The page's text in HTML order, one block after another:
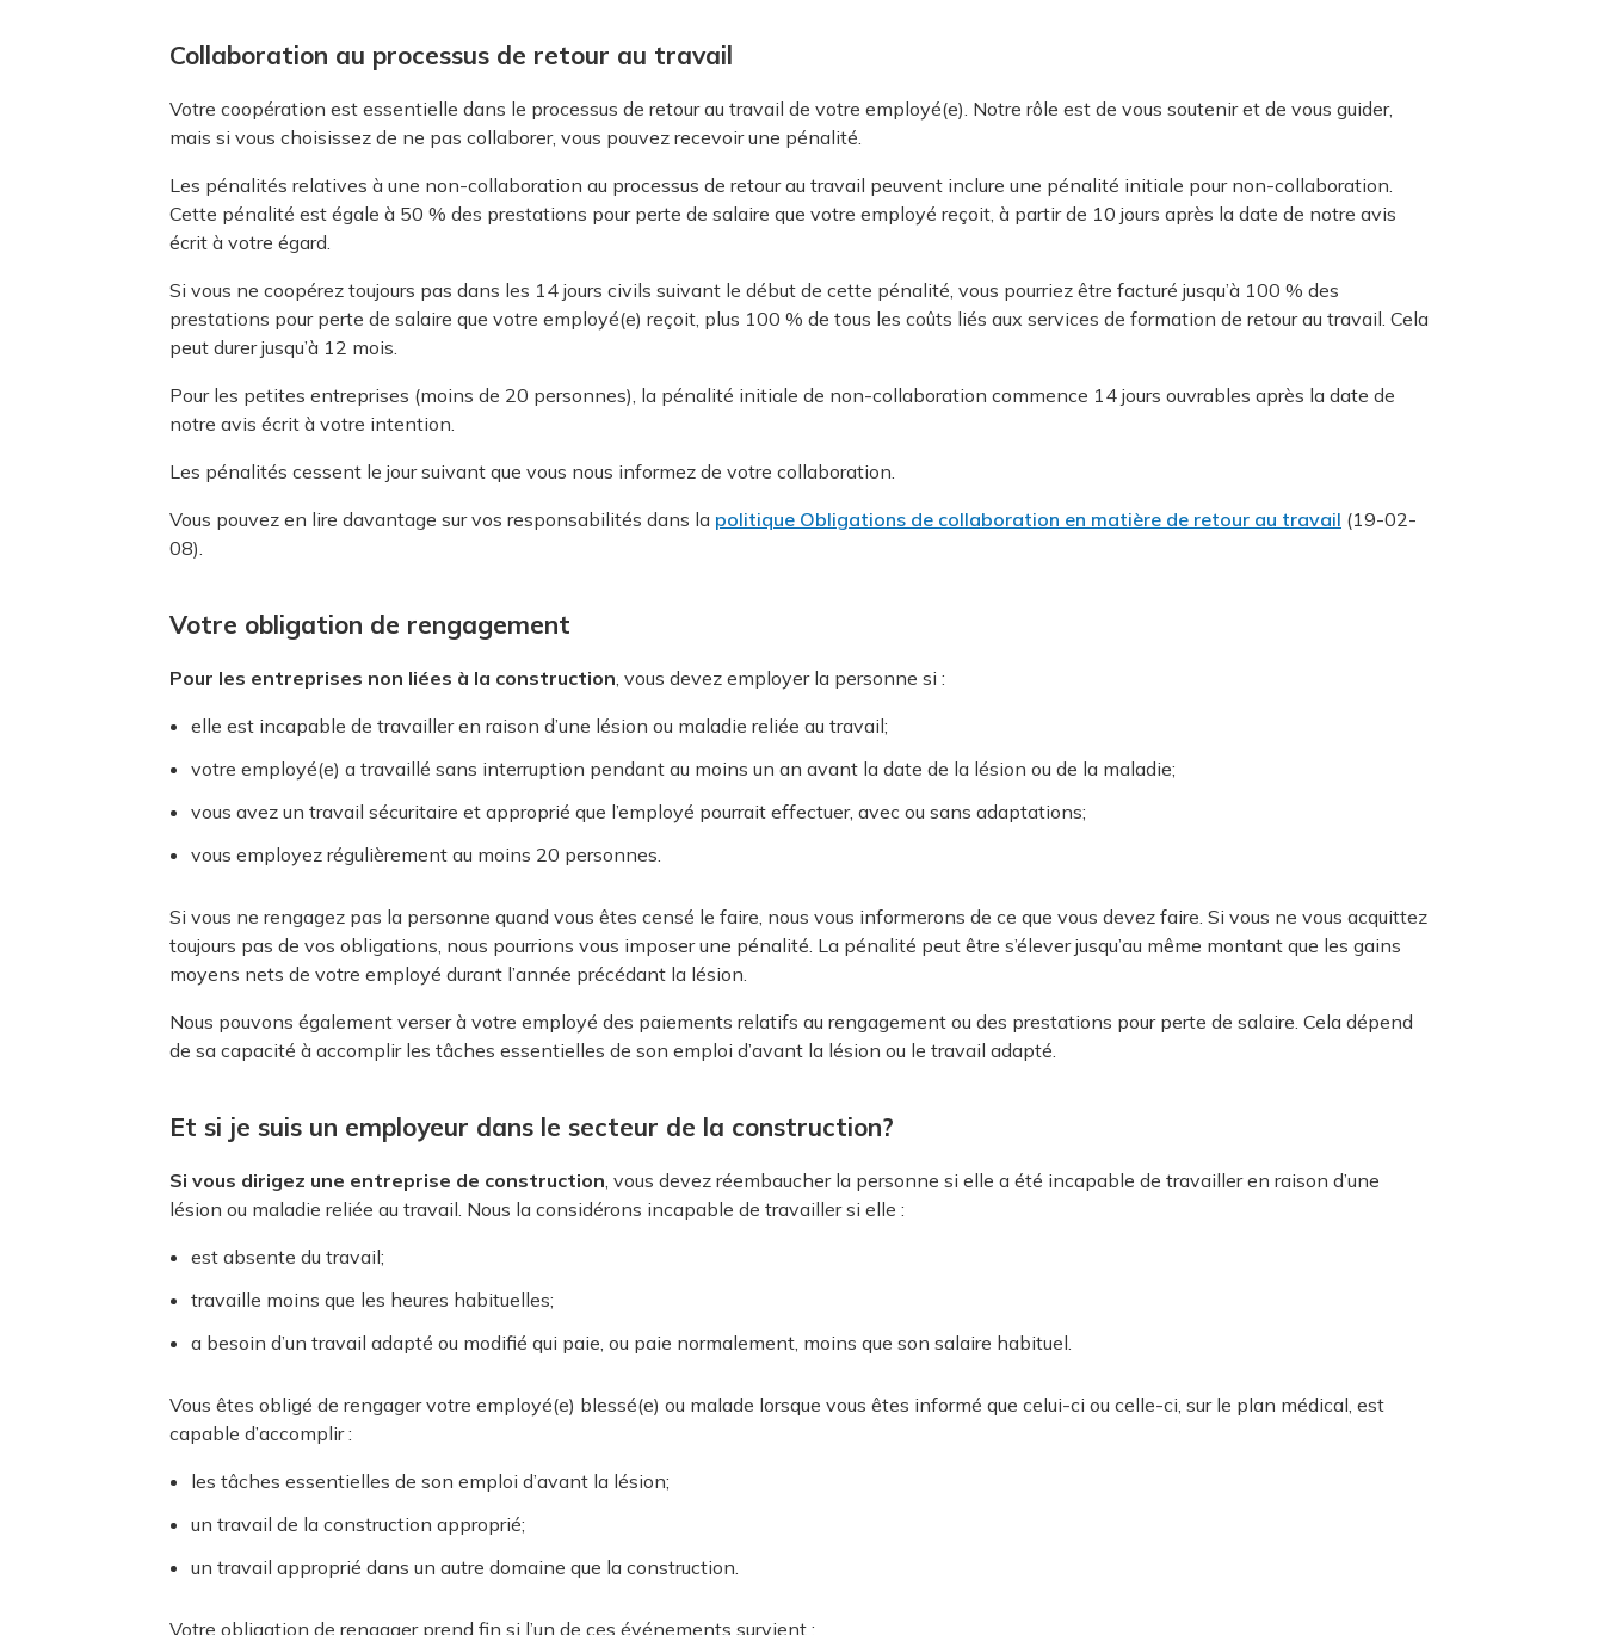
Collaboration au processus de retour au travail
Votre coopération est essentielle dans le processus de retour au travail de votre employé(e). Notre rôle est de vous soutenir et de vous guider,
mais si vous choisissez de ne pas collaborer, vous pouvez recevoir une pénalité.
Les pénalités relatives à une non-collaboration au processus de retour au travail peuvent inclure une pénalité initiale pour non-collaboration.
Cette pénalité est égale à 50 % des prestations pour perte de salaire que votre employé reçoit, à partir de 10 jours après la date de notre avis
écrit à votre égard.
Si vous ne coopérez toujours pas dans les 14 jours civils suivant le début de cette pénalité, vous pourriez être facturé jusqu’à 100 % des
prestations pour perte de salaire que votre employé(e) reçoit, plus 100 % de tous les coûts liés aux services de formation de retour au travail. Cela
peut durer jusqu’à 12 mois.
Pour les petites entreprises (moins de 20 personnes), la pénalité initiale de non-collaboration commence 14 jours ouvrables après la date de
notre avis écrit à votre intention.
Les pénalités cessent le jour suivant que vous nous informez de votre collaboration.
Vous pouvez en lire davantage sur vos responsabilités dans la politique Obligations de collaboration en matière de retour au travail (19-02-
08).
Votre obligation de rengagement
Pour les entreprises non liées à la construction , vous devez employer la personne si :
elle est incapable de travailler en raison d’une lésion ou maladie reliée au travail;
votre employé(e) a travaillé sans interruption pendant au moins un an avant la date de la lésion ou de la maladie;
vous avez un travail sécuritaire et approprié que l’employé pourrait effectuer, avec ou sans adaptations;
vous employez régulièrement au moins 20 personnes.
Si vous ne rengagez pas la personne quand vous êtes censé le faire, nous vous informerons de ce que vous devez faire. Si vous ne vous acquittez
toujours pas de vos obligations, nous pourrions vous imposer une pénalité. La pénalité peut être s’élever jusqu’au même montant que les gains
moyens nets de votre employé durant l’année précédant la lésion.
Nous pouvons également verser à votre employé des paiements relatifs au rengagement ou des prestations pour perte de salaire. Cela dépend
de sa capacité à accomplir les tâches essentielles de son emploi d’avant la lésion ou le travail adapté.
Et si je suis un employeur dans le secteur de la construction?
Si vous dirigez une entreprise de construction , vous devez réembaucher la personne si elle a été incapable de travailler en raison d’une
lésion ou maladie reliée au travail. Nous la considérons incapable de travailler si elle :
est absente du travail;
travaille moins que les heures habituelles;
a besoin d’un travail adapté ou modifié qui paie, ou paie normalement, moins que son salaire habituel.
Vous êtes obligé de rengager votre employé(e) blessé(e) ou malade lorsque vous êtes informé que celui-ci ou celle-ci, sur le plan médical, est
capable d’accomplir :
les tâches essentielles de son emploi d’avant la lésion;
un travail de la construction approprié;
un travail approprié dans un autre domaine que la construction.
Votre obligation de rengager prend fin si l’un de ces événements survient :